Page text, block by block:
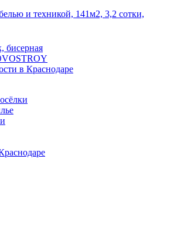
и техникой, 141м2, 3,2 сотки,
бисерная
в Краснодаре